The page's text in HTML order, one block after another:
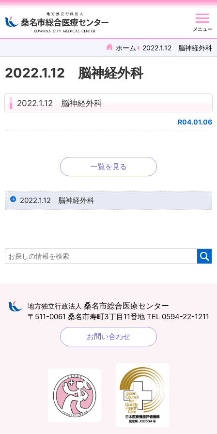
メニュー
ホーム 2022.1.12 脳神経外科
2022.1.12 脳神経外科
2022.1.12 脳神経外科
R04.01.06
一覧を見る
2022.1.12 脳神経外科
地方独立行政法人 桑名市総合医療センター
〒511-0061 桑名市寿町3丁目11番地 TEL 0594-22-1211
お問い合わせ